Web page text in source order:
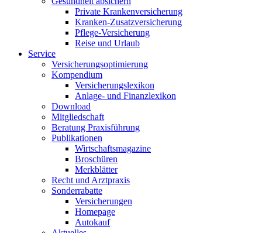
Private Krankenversicherung
Kranken-Zusatzversicherung
Pflege-Versicherung
Reise und Urlaub
Service
Versicherungsoptimierung
Kompendium
Versicherungslexikon
Anlage- und Finanzlexikon
Download
Mitgliedschaft
Beratung Praxisführung
Publikationen
Wirtschaftsmagazine
Broschüren
Merkblätter
Recht und Arztpraxis
Sonderrabatte
Versicherungen
Homepage
Autokauf